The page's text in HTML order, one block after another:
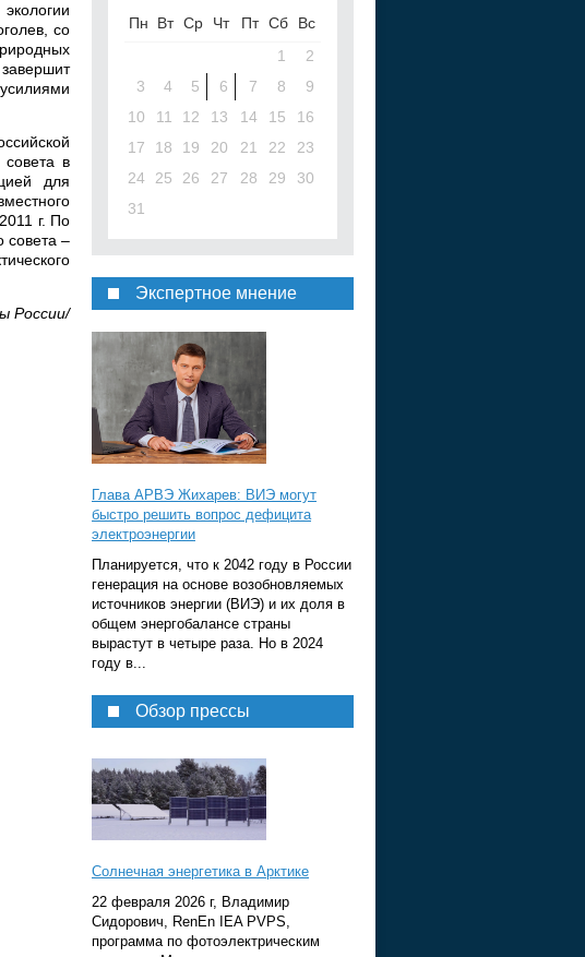
со
в
для
г. По
совета –
России/
Пн Вт Ср Чт Пт Сб
Вс
1
2
3
4 5 6 7 8
9
10
11 12 13 14 15
16
17
18 19 20 21 22
23
24
25 26 27 28 29
30
31
Экспертное мнение
Глава АРВЭ Жихарев: ВИЭ могут
быстро решить вопрос дефицита
электроэнергии
Планируется, что к 2042 году в России
генерация на основе возобновляемых
источников энергии (ВИЭ) и их доля в
общем энергобалансе страны
вырастут в четыре раза. Но в 2024
году в...
Обзор прессы
Солнечная энергетика в Арктике
22 февраля 2026 г, Владимир
Сидорович, RenEn IEA PVPS,
программа по фотоэлектрическим